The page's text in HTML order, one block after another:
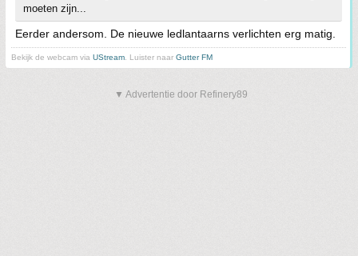
moeten zijn...
Eerder andersom. De nieuwe ledlantaarns verlichten erg matig.
Bekijk de webcam via UStream . Luister naar Gutter FM
▼ Advertentie door Refinery89